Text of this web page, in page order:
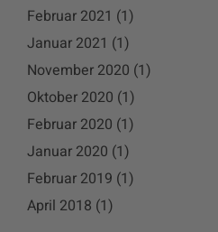
Februar 2021 (1)
Januar 2021 (1)
November 2020 (1)
Oktober 2020 (1)
Februar 2020 (1)
Januar 2020 (1)
Februar 2019 (1)
April 2018 (1)